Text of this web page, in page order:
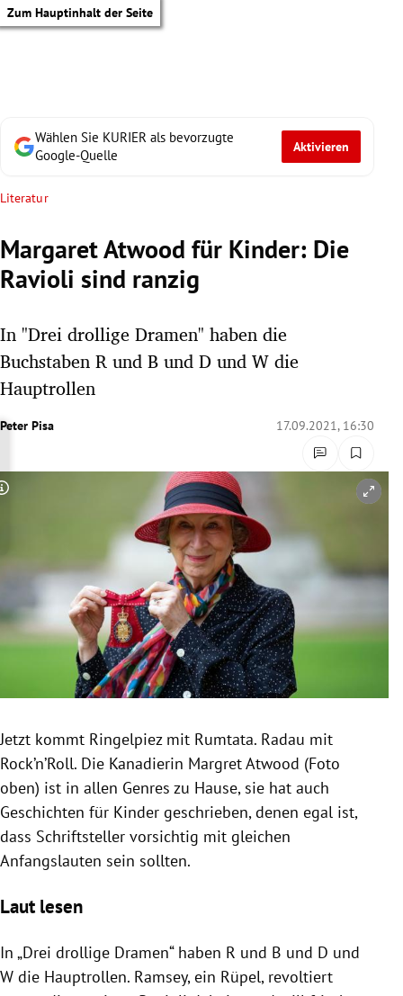
Zum Hauptinhalt der Seite
Untermenü
Untermenü
Untermenü
Untermenü
Untermenü
Untermenü
Wählen Sie KURIER als bevorzugte
Google-Quelle
Aktivieren
Literatur
Margaret Atwood für Kinder: Die
Ravioli sind ranzig
In "Drei drollige Dramen" haben die
Buchstaben R und B und D und W die
Hauptrollen
Peter Pisa 17.09.2021, 16:30
Copyright-Hinweis öffnen/schließen
Jetzt kommt Ringelpiez mit Rumtata. Radau mit
Rock’n’Roll. Die Kanadierin Margret Atwood (Foto
oben) ist in allen Genres zu Hause, sie hat auch
Geschichten für Kinder geschrieben, denen egal ist,
dass Schriftsteller vorsichtig mit gleichen
Anfangslauten sein sollten.
Laut lesen
In „Drei drollige Dramen“ haben R und B und D und
W die Hauptrollen. Ramsey, ein Rüpel, revoltiert